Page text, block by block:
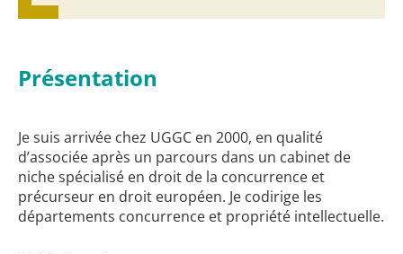
Présentation
Je suis arrivée chez UGGC en 2000, en qualité
d’associée après un parcours dans un cabinet de
niche spécialisé en droit de la concurrence et
précurseur en droit européen. Je codirige les
départements concurrence et propriété intellectuelle.